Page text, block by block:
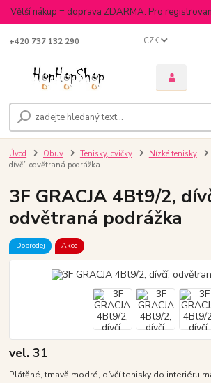
Větší nákup = doprava ZDARMA. Pro
CZK
+420 737 132 290
Úvod Obuv Tenisky, cvičky Nízké tenisky
dívčí, odvětraná podrážka
3F GRACJA 4Bt9/2,
odvětraná podrážka
Doprodej Akce
vel. 31
Plátěné, tmavě modré, dívčí tenisky do interiéru